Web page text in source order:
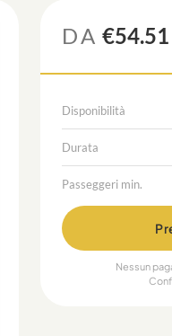
DA €54.51
Disponibilità
Durata
Passeggeri min.
Nessun